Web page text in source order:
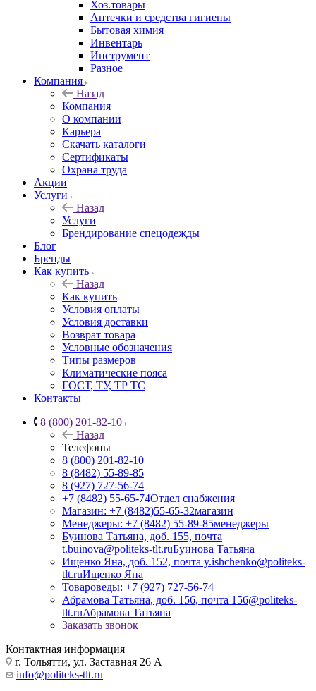
Хоз.товары
Аптечки и средства гигиены
Бытовая химия
Инвентарь
Инструмент
Разное
Компания
Назад
Компания
О компании
Карьера
Cкачать каталоги
Сертификаты
Охрана труда
Акции
Услуги
Назад
Услуги
Брендирование спецодежды
Блог
Бренды
Как купить
Назад
Как купить
Условия оплаты
Условия доставки
Возврат товара
Условные обозначения
Типы размеров
Климатические пояса
ГОСТ, ТУ, ТР ТС
Контакты
8 (800) 201-82-10
Назад
Телефоны
8 (800) 201-82-10
8 (8482) 55-89-85
8 (927) 727-56-74
+7 (8482) 55-65-74Отдел снабжения
Магазин: +7 (8482)55-65-32магазин
Менеджеры: +7 (8482) 55-89-85менеджеры
Буинова Татьяна, доб. 155, почта
t.buinova@politeks-tlt.ruБуинова Татьяна
Ищенко Яна, доб. 152, почта y.ishchenko@politeks-
tlt.ruИщенко Яна
Товароведы: +7 (927) 727-56-74
Абрамова Татьяна, доб. 156, почта 156@politeks-
tlt.ruАбрамова Татьяна
Заказать звонок
Контактная информация
г. Тольятти, ул. Заставная 26 А
info@politeks-tlt.ru